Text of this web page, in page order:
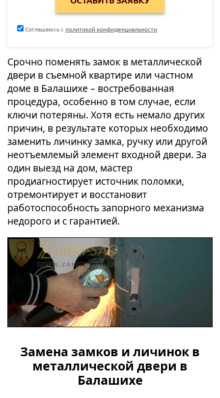
Срочно поменять замок в металлической
двери в съемной квартире или частном
доме в Балашихе – востребованная
процедура, особенно в том случае, если
ключи потеряны. Хотя есть немало других
причин, в результате которых необходимо
заменить личинку замка, ручку или другой
неотъемлемый элемент входной двери. За
один выезд на дом, мастер
продиагностирует источник поломки,
отремонтирует и восстановит
работоспособность запорного механизма
недорого и с гарантией.
Замена замков и личинок в
металлической двери в
Балашихе
Соглашаюсь с политикой конфиденциальности